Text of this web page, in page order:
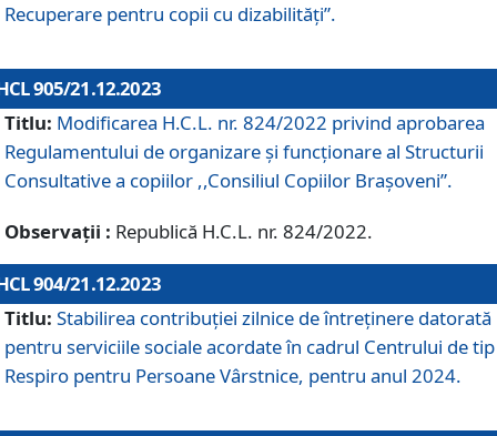
Recuperare pentru copii cu dizabilități”.
905/21.12.2023
Titlu: Modificarea H.C.L. nr. 824/2022 privind aprobarea
Regulamentului de organizare şi funcţionare al Structurii
Consultative a copiilor ,,Consiliul Copiilor Braşoveni”.
Observații : Republică H.C.L. nr. 824/2022.
904/21.12.2023
Titlu: Stabilirea contribuţiei zilnice de întreținere datorată
pentru serviciile sociale acordate în cadrul Centrului de tip
Respiro pentru Persoane Vârstnice, pentru anul 2024.